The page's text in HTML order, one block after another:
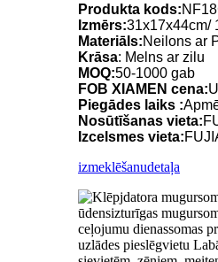
Produkta kods:
Izmērs:31x17x44cm/
Materiāls:Neilons ar
Krāsa: Melns ar zilu
MOQ:50-1000 gab
FOB XIAMEN cena:
Piegādes laiks :
Nosūtīšanas vieta:
Izcelsmes vieta:
izmeklēšanudetaļa